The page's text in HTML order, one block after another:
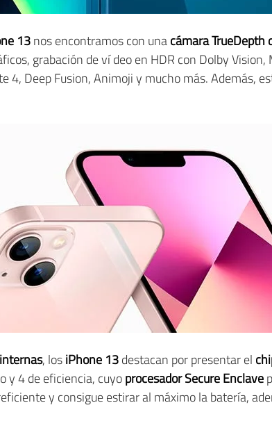
13nos encontramos con unacámara
grabación de ví deo en HDR con Dolby
4, Deep Fusion, Animoji y mucho más. Además,
, losiPhone 13destacan por presentar el
y 4 de eficiencia, cuyoprocesador Secure Enclave
y consigue estirar al máximo la batería,